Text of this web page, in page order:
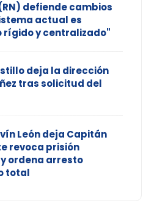
defiende cambios
actual es
rígido y centralizado"
deja la dirección
tras solicitud del
León deja Capitán
revoca prisión
ordena arresto
total